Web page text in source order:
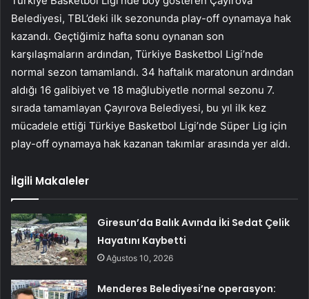
Belediyesi, TBL’deki ilk sezonunda play-off oynamaya hak
kazandı. Geçtiğimiz hafta sonu oynanan son
karşılaşmaların ardından, Türkiye Basketbol Ligi’nde
normal sezon tamamlandı. 34 haftalık maratonun ardından
aldığı 16 galibiyet ve 18 mağlubiyetle normal sezonu 7.
sırada tamamlayan Çayırova Belediyesi, bu yıl ilk kez
mücadele ettiği Türkiye Basketbol Ligi’nde Süper Lig için
play-off oynamaya hak kazanan takımlar arasında yer aldı.
İlgili Makaleler
Giresun’da Balık Avında İki Sedat Çelik
Hayatını Kaybetti
Ağustos 10, 2026
Menderes Belediyesi’ne operasyon: